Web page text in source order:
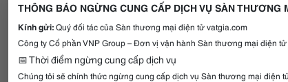
THÔNG BÁO NGỪNG CUNG CẤP DỊCH VỤ SÀN THƯƠNG
Kính gửi:Quý đối tác của Sàn thương mại điện tử vatgia.com
Công ty Cổ phần VNP Group – Đơn vị vận hành Sàn thương mại điện
📅 Thời điểm ngừng cung cấp dịch vụ
Chúng tôi sẽ chính thức ngừng cung cấp dịch vụ Sàn thương mại điện